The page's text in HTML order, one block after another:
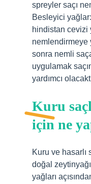
spreyler saçı
Besleyici
hindistan cevizi
nemlendirmeye
sonra nemli
uygulamak
yardımcı
Kuru
için ne
Kuru ve hasarlı
doğal
yağları